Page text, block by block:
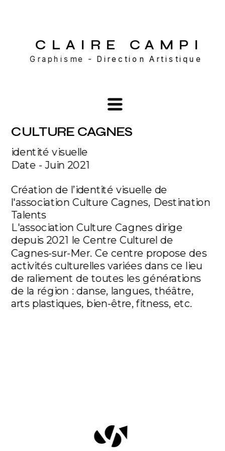
CLAIRE CAMP I
Graphisme - Direction Artistique
CULTURE CAGNES
identité visuelle
Date - Juin 2021
Création de l’identité visuelle de
l'association Culture Cagnes, Destination
Talents
L'association Culture Cagnes dirige
depuis 2021 le Centre Culturel de
Cagnes-sur-Mer. Ce centre propose des
activités culturelles variées dans ce lieu
de raliement de toutes les générations
de la région : danse, langues, théâtre,
arts plastiques, bien-être, fitness, etc.